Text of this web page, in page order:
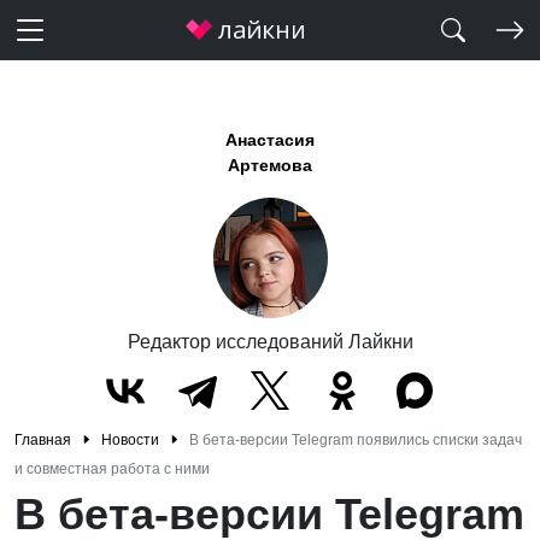
Анастасия
Артемова
Редактор исследований Лайкни
Главная Новости
В бета-версии Telegram появились списки задач
и совместная работа с ними
В бета-версии Telegram